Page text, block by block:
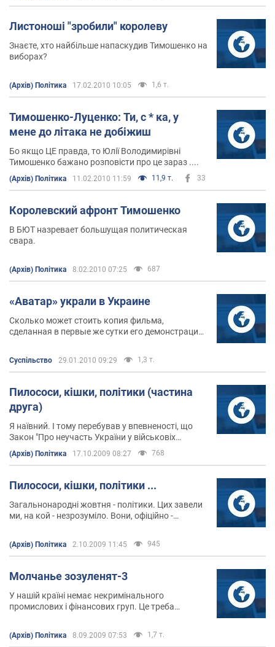
Листоноші "зробили" королеву
Знаєте, хто найбільше напаскудив Тимошенко на
виборах?
(Архів) Політика 17.02.2010 10:05 1,6 т.
Тимошенко-Луценко: Ти, с * ка, у
мене до літака не добіжиш
Бо якщо ЦЕ правда, то Юлії Володимирівні
Тимошенко бажано розповісти про це зараз ....
(Архів) Політика 11.02.2010 11:59 11,9 т. 33
Королевский афронт Тимошенко
В БЮТ назревает большущая политическая
свара.
(Архів) Політика 8.02.2010 07:25 687
«Аватар» украли в Украине
Сколько может стоить копия фильма,
сделанная в первые же сутки его демонстрации
Суспільство 29.01.2010 09:29 1,3 т.
Пилососи, кішки, політики (частина
друга)
Я наївний. І тому перебував у впевненості, що
Закон "Про неучасть України у військовіх
блоках" як мінімум приберуть або закриють для
доступу, або хоча б переведуть на російську
(Архів) Політика 17.10.2009 08:27 768
Пилососи, кішки, політики ...
Загальнонародні жовтня - політики. Цих завели
ми, на кой - незрозуміло. Вони, офіційно -
(Архів) Політика 2.10.2009 11:45 945
Молчанье зозуленят-3
У нашій країні немає некримінального
промислових і фінансових груп. Це треба
(Архів) Політика 8.09.2009 07:53 1,7 т.